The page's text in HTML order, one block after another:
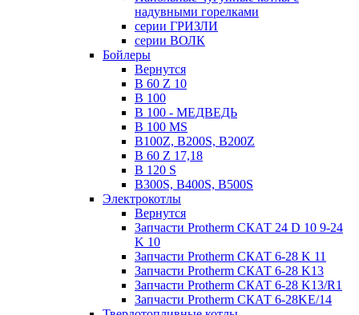
надувными горелками
серии ГРИЗЛИ
серии ВОЛК
Бойлеры
Вернутся
B 60 Z 10
B 100
B 100 - МЕДВЕДЬ
B 100 MS
B100Z, B200S, B200Z
B 60 Z 17,18
B 120 S
B300S, B400S, B500S
Электрокотлы
Вернутся
Запчасти Protherm СКАТ 24 D 10 9-24
K 10
Запчасти Protherm СКАТ 6-28 K 11
Запчасти Protherm СКАТ 6-28 K13
Запчасти Protherm СКАТ 6-28 K13/R1
Запчасти Protherm СКАТ 6-28KE/14